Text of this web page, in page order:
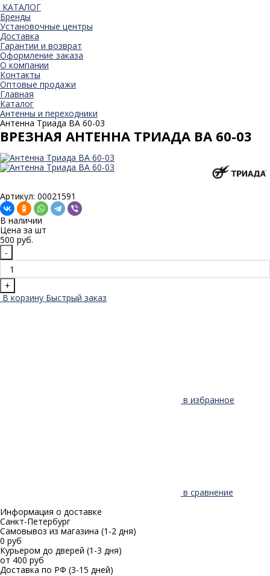
КАТАЛОГ
Бренды
Установочные центры
Доставка
Гарантии и возврат
Оформление заказа
О компании
Контакты
Оптовые продажи
Главная
Каталог
Антенны и переходники
Антенна Триада BA 60-03
ВРЕЗНАЯ АНТЕННА ТРИАДА BA 60-03
Артикул: 00021591
В наличии
Цена за шт
500 руб.
-
+
В корзину Быстрый заказ
в избранное
в сравнение
Информация о доставке
Санкт-Петербург
Самовывоз из магазина (1-2 дня)
0 руб
Курьером до дверей (1-3 дня)
от 400 руб
Доставка по РФ (3-15 дней)